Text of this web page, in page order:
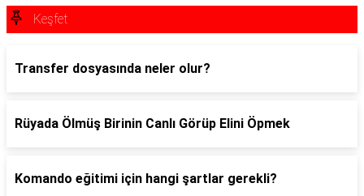
Keşfet
Transfer dosyasında neler olur?
Rüyada Ölmüş Birinin Canlı Görüp Elini Öpmek
Komando eğitimi için hangi şartlar gerekli?